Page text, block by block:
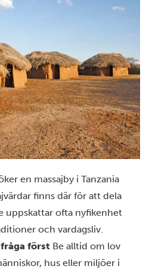
en massajby i Tanzania
finns där för att dela
uppskattar ofta nyfikenhet
och vardagsliv.
först Be alltid om lov
hus eller miljöer i